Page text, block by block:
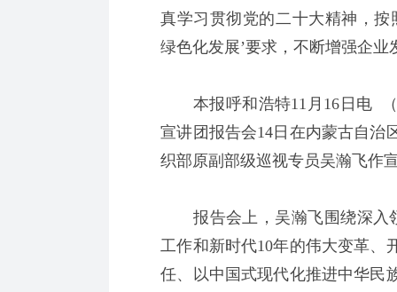
真学习贯彻党的二十大精神，
绿色化发展’要求，不断增强企业
本报呼和浩特11月16日电 （
宣讲团报告会14日在内蒙古自治
织部原副部级巡视专员吴瀚飞作
报告会上，吴瀚飞围绕深入
工作和新时代10年的伟大变革、
任、以中国式现代化推进中华民